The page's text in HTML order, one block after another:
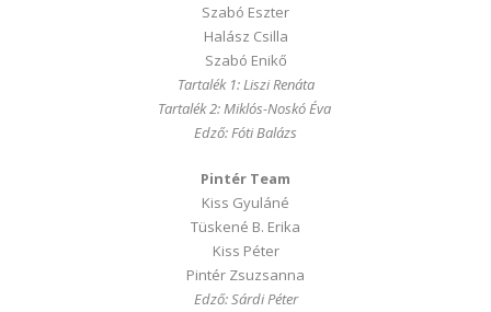
Szabó Eszter
Halász Csilla
Szabó Enikő
Tartalék 1: Liszi Renáta
Tartalék 2: Miklós-Noskó Éva
Edző: Fóti Balázs
Pintér Team
Kiss Gyuláné
Tüskené B. Erika
Kiss Péter
Pintér Zsuzsanna
Edző: Sárdi Péter